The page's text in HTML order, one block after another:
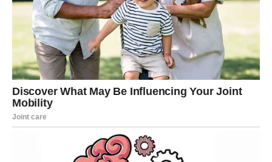
samo sanjati.